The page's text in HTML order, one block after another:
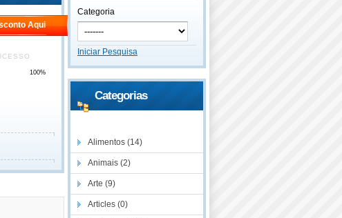
Aqui
100%
Categoria
Iniciar Pesquisa
Categorias
Alimentos (14)
Animais (2)
Arte (9)
Articles (0)